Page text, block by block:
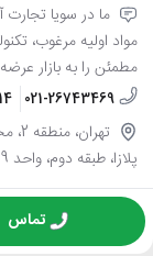
ما در سویا تجارت
مواد اولیه مرغوب،
مطمئن را به بازار
021-26743469
پلازا، طبقه دوم، واحد 9
تماس